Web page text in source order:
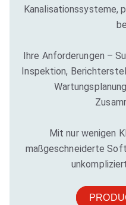
Kanalisationssysteme,
Ihre Anforderungen –
Inspektion,
Mit nur wenigen
maßgeschneiderte